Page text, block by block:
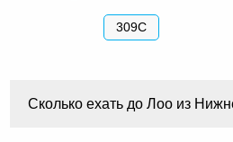
309С
Сколько ехать до Лоо из